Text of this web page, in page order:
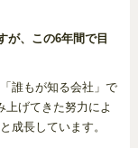
、この6年間で目
誰もが知る会社」で
上げてきた努力によ
成長しています。